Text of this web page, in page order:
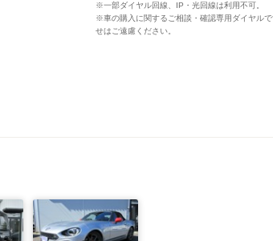
※一部ダイヤル回線、IP・光回線は利用不可。
※車の購入に関するご相談・確認専用ダイヤル
せはご遠慮ください。